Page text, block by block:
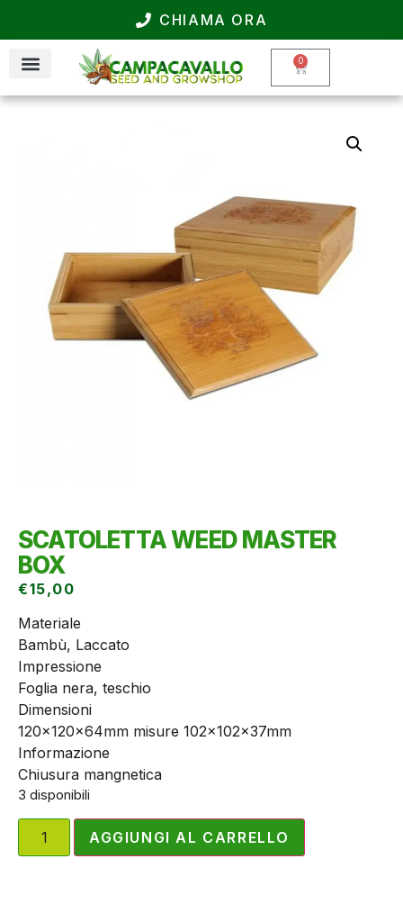
CHIAMA ORA
0
SCATOLETTA WEED MASTER
BOX
€15,00
Materiale
Bambù, Laccato
Impressione
Foglia nera, teschio
Dimensioni
120x120x64mm misure 102x102x37mm
Informazione
Chiusura mangnetica
3 disponibili
AGGIUNGI AL CARRELLO